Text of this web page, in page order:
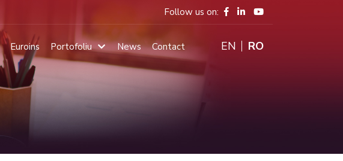
Follow us on:
Main
navigation
Euroins Portofoliu News Contact ENGLISH
RO